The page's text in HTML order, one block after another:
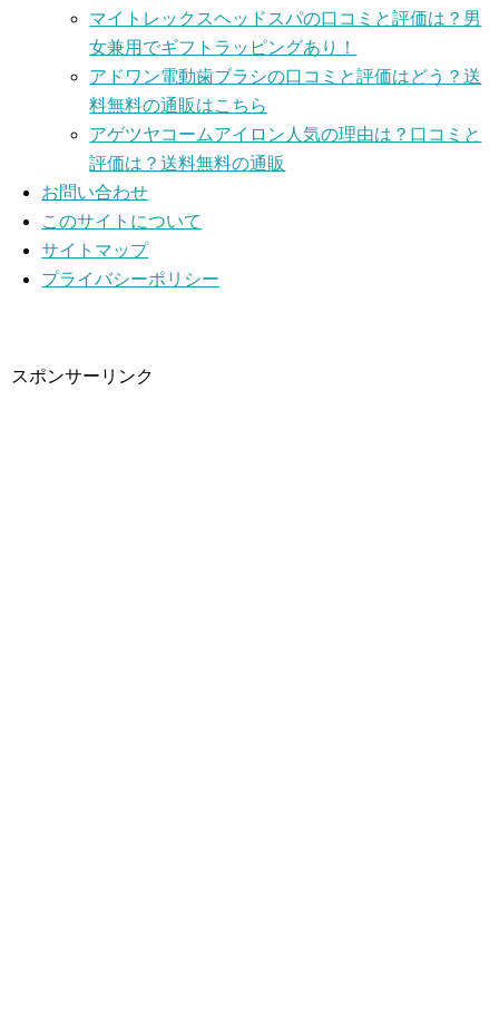
マイトレックスヘッドスパの口コミと評価は？男
女兼用でギフトラッピングあり！
アドワン電動歯ブラシの口コミと評価はどう？送
料無料の通販はこちら
アゲツヤコームアイロン人気の理由は？口コミと
評価は？送料無料の通販
お問い合わせ
このサイトについて
サイトマップ
プライバシーポリシー
スポンサーリンク